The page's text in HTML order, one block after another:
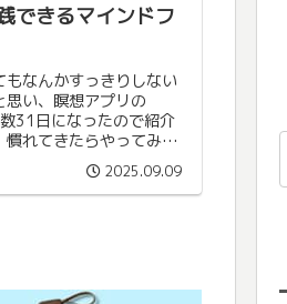
できるマインドフ
なんかすっきりしない
い、瞑想アプリの
31日になったので紹介
れてきたらやってみた
2025.09.09